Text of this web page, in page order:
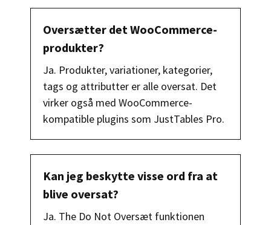
Oversætter det WooCommerce-
produkter?
Ja. Produkter, variationer, kategorier,
tags og attributter er alle oversat. Det
virker også med WooCommerce-
kompatible plugins som JustTables Pro.
Kan jeg beskytte visse ord fra at
blive oversat?
Ja. The Do Not Oversæt funktionen